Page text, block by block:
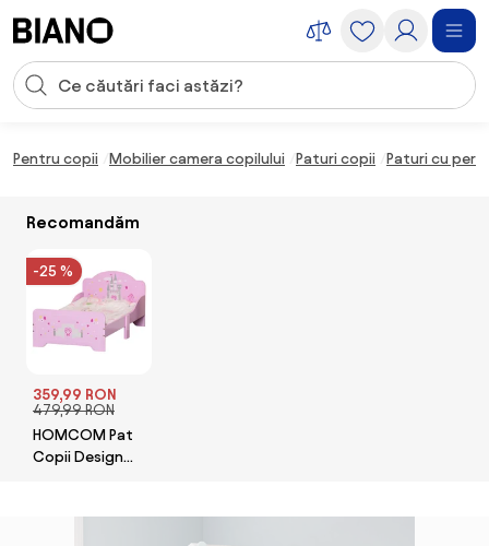
Introducerea căutării
Pentru copii Mobilier camera copilului Paturi copii Paturi cu
Recomandăm
-25 %
359,99 RON
479,99 RON
HOMCOM Pat
Copii Design